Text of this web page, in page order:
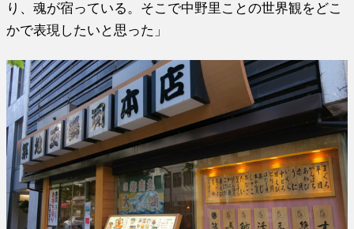
り、魂が宿っている。そこで中野里ことの世界観をどこ
かで表現したいと思った」